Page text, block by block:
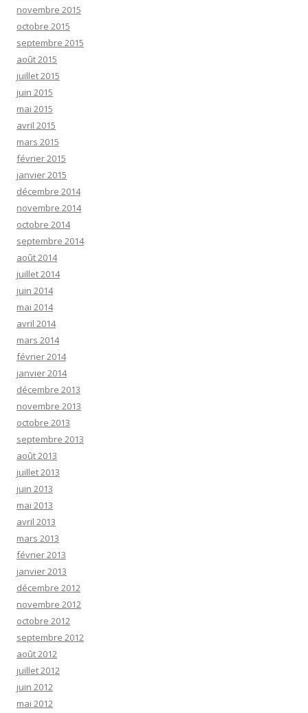
novembre 2015
octobre 2015
septembre 2015
août 2015
juillet 2015
juin 2015
mai 2015
avril 2015
mars 2015
février 2015
janvier 2015
décembre 2014
novembre 2014
octobre 2014
septembre 2014
août 2014
juillet 2014
juin 2014
mai 2014
avril 2014
mars 2014
février 2014
janvier 2014
décembre 2013
novembre 2013
octobre 2013
septembre 2013
août 2013
juillet 2013
juin 2013
mai 2013
avril 2013
mars 2013
février 2013
janvier 2013
décembre 2012
novembre 2012
octobre 2012
septembre 2012
août 2012
juillet 2012
juin 2012
mai 2012